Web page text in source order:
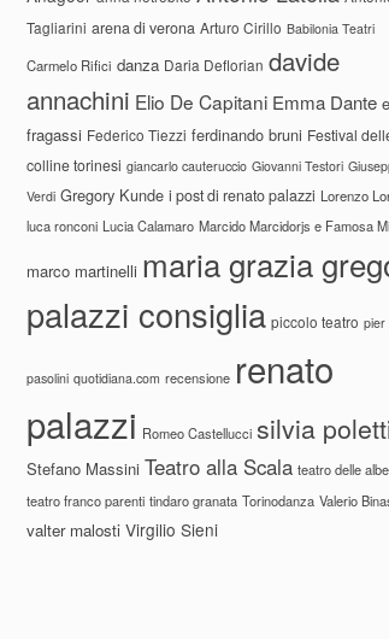
Tagliarini arena di verona Arturo Cirillo Babilonia Teatri
Carmelo Rifici danza Daria Deflorian davide
annachini Elio De Capitani Emma Dante
fragassi Federico Tiezzi ferdinando bruni Festival
colline torinesi giancarlo cauteruccio Giovanni Testori
Verdi Gregory Kunde i post di renato palazzi Lorenzo
luca ronconi Lucia Calamaro Marcido Marcidorjs e Famosa
marco martinelli maria grazia
palazzi consiglia piccolo teatro pier
pasolini quotidiana.com recensione renato
palazzi Romeo Castellucci silvia
Stefano Massini Teatro alla Scala teatro delle albe
teatro franco parenti tindaro granata Torinodanza Valerio
valter malosti Virgilio Sieni